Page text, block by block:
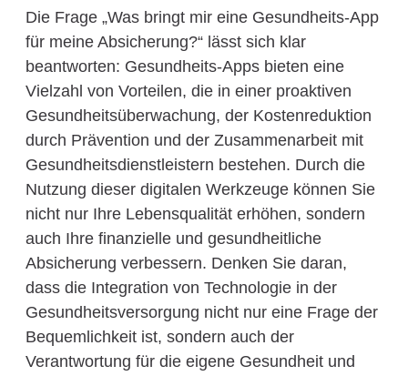
Die Frage „Was bringt mir eine Gesundheits-App
für meine Absicherung?“ lässt sich klar
beantworten: Gesundheits-Apps bieten eine
Vielzahl von Vorteilen, die in einer proaktiven
Gesundheitsüberwachung, der Kostenreduktion
durch Prävention und der Zusammenarbeit mit
Gesundheitsdienstleistern bestehen. Durch die
Nutzung dieser digitalen Werkzeuge können Sie
nicht nur Ihre Lebensqualität erhöhen, sondern
auch Ihre finanzielle und gesundheitliche
Absicherung verbessern. Denken Sie daran,
dass die Integration von Technologie in der
Gesundheitsversorgung nicht nur eine Frage der
Bequemlichkeit ist, sondern auch der
Verantwortung für die eigene Gesundheit und